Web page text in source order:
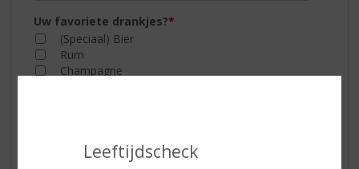
Leeftijdscheck
Uw favoriete drankjes?*
(Speciaal) Bier
Rum
Champagne
Whisky